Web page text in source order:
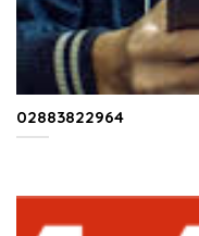
02883822964